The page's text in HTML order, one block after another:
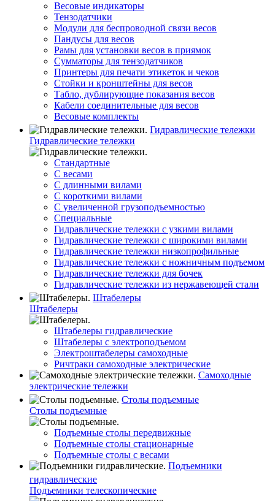
Весовые индикаторы
Тензодатчики
Модули для беспроводной связи весов
Пандусы для весов
Рамы для установки весов в приямок
Сумматоры для тензодатчиков
Принтеры для печати этикеток и чеков
Стойки и кронштейны для весов
Табло, дублирующие показания весов
Кабели соединительные для весов
Весовые комплекты
Гидравлические тележки
Гидравлические тележки
Стандартные
С весами
С длинными вилами
С короткими вилами
С увеличенной грузоподъемностью
Специальные
Гидравлические тележки с узкими вилами
Гидравлические тележки с широкими вилами
Гидравлические тележки низкопрофильные
Гидравлические тележки с ножничным подъемом
Гидравлические тележки для бочек
Гидравлические тележки из нержавеющей стали
Штабелеры
Штабелеры
Штабелеры гидравлические
Штабелеры с электроподъемом
Электроштабелеры самоходные
Ричтраки самоходные электрические
Самоходные
электрические тележки
Столы подъемные
Столы подъемные
Подъемные столы передвижные
Подъемные столы стационарные
Подъемные столы с весами
Подъемники
гидравлические
Подъемники телескопические